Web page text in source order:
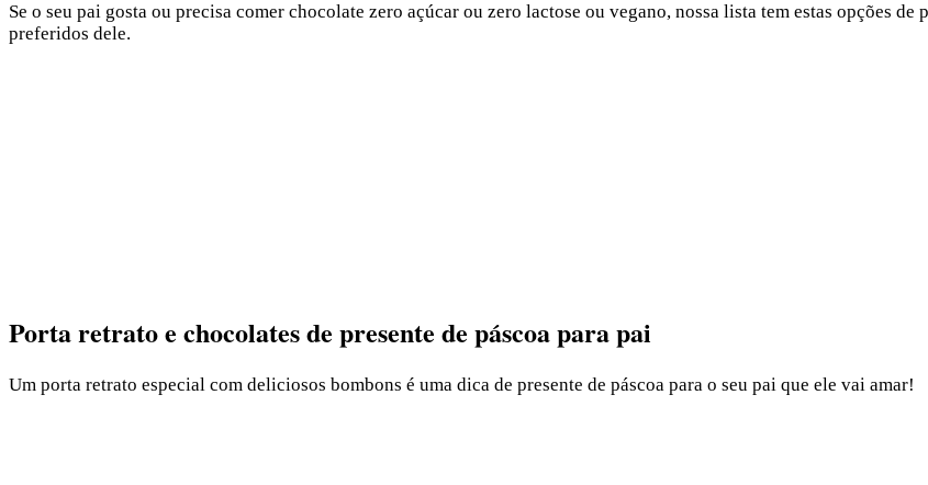
Se o seu pai gosta ou precisa comer chocolate zero açúcar ou zero lactose ou vegano, nossa lista tem estas opções
preferidos dele.
Porta retrato e chocolates de presente de páscoa para pai
Um porta retrato especial com deliciosos bombons é uma dica de presente de páscoa para o seu pai que ele vai amar!